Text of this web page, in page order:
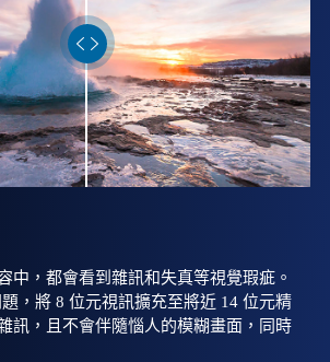
中，都會看到雜訊和失真等視覺瑕疵。
，將 8 位元視訊擴充至將近 14 位元精
訊，且不會伴隨惱人的模糊畫面，同時